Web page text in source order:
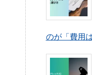
のが「費用